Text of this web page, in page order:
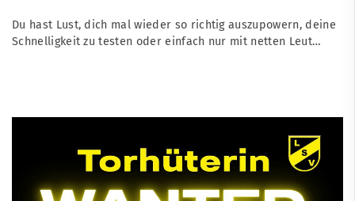
Du hast Lust, dich mal wieder so richtig auszupowern, deine
Schnelligkeit zu testen oder einfach nur mit netten Leut…